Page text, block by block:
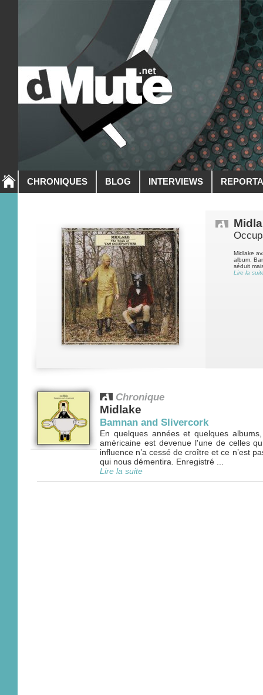
CHRONIQUES BLOG INTERVIEWS
Midlake
album,
séduit
Lire la
Chronique
Midlake
Bamnan and Slivercork
En quelques années et quelques
américaine est devenue l'une de celles
influence n’a cessé de croître et ce n’est
qui nous démentira. Enregistré ...
Lire la suite